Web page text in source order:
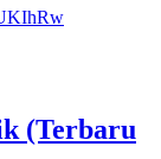
(Terbaru